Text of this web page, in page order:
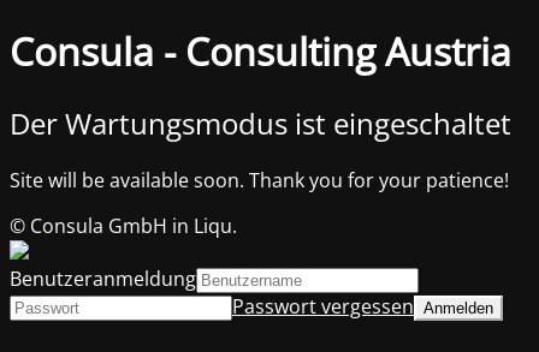
Consula - Consulting Austria
Der Wartungsmodus ist eingeschaltet
Site will be available soon. Thank you for your patience!
© Consula GmbH in Liqu.
Benutzeranmeldung
Passwort vergessen